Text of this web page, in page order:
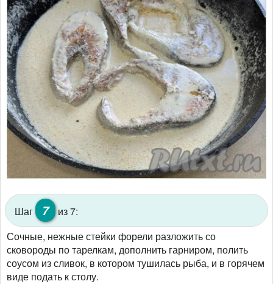
Шаг 7
из 7:
Сочные, нежные стейки форели разложить со
сковороды по тарелкам, дополнить гарниром, полить
соусом из сливок, в котором тушилась рыба, и в горячем
виде подать к столу.